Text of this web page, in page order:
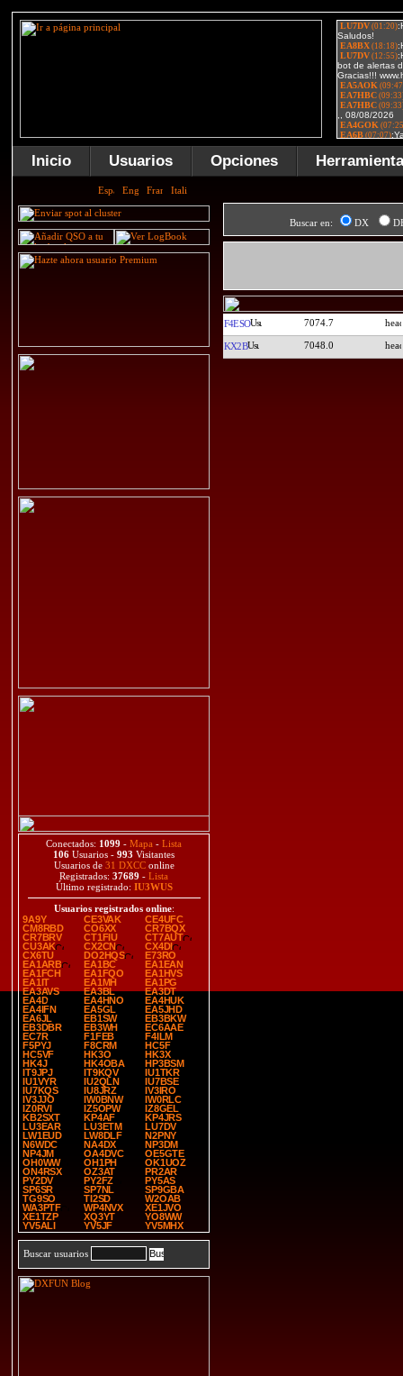
Inicio Usuarios Opciones
Conectados: 1099 - Mapa - Lista
106 Usuarios - 993 Visitantes
Usuarios de 31 DXCConline
Registrados: 37689 - Lista
Último registrado: IU3WUS
Usuarios registrados online:
9A9Y
CE3VAK
CE4UFC
CM8RBD
CO6XX
CR7BQX
CR7BRV
CT1FIU
CT7AUT
CU3AK
CX2CN
CX4DI
CX6TU
DO2HQS
E73RO
EA1ARB
EA1BC
EA1EAN
EA1FCH
EA1FQO
EA1HVS
EA1IT
EA1MH
EA1PG
EA3AVS
EA3BL
EA3DT
EA4D
EA4HNO
EA4HUK
EA4IFN
EA5GL
EA5JHD
EA6JL
EB1SW
EB3BKW
EB3DBR
EB3WH
EC6AAE
EC7R
F1FEB
F4ILM
F5PYJ
F8CRM
HC5F
HC5VF
HK3O
HK3X
HK4J
HK4OBA
HP3BSM
IT9JPJ
IT9KQV
IU1TKR
IU1VYR
IU2QLN
IU7BSE
IU7KQS
IU8JRZ
IV3IRO
IV3JJO
IW0BNW
IW0RLC
IZ0RVI
IZ5OPW
IZ8GEL
KB2SXT
KP4AF
KP4JRS
LU3EAR
LU3ETM
LU7DV
LW1EUD
LW8DLF
N2PNY
N6WDC
NA4DX
NP3DM
NP4JM
OA4DVC
OE5GTE
OH0WW
OH1PH
OK1UOZ
ON4RSX
OZ3AT
PR2AR
PY2DV
PY2FZ
PY5AS
SP6SR
SP7NL
SP9GBA
TG9SO
TI2SD
W2OAB
WA3PTF
WP4NVX
XE1JVO
XE1TZP
XQ3YT
YO8WW
YV5ALI
YV5JF YV5MHX
Buscar usuarios
Buscar en: DX
F4ESO 7074.7
KX2B 7048.0